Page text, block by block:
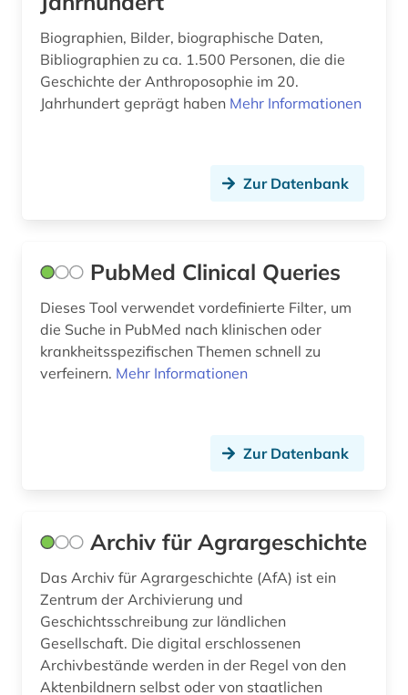
findbuch (1)
finnland (5)
flüchtlingspolitik (1)
forschung (1)
forschungsdaten (3)
fotografie (3)
fragment (1)
franckesche stiftungen (1)
frankfurt (2)
frankreich (6)
frau (7)
Biographien, Bilder, biographische Daten,
Bibliographien zu ca. 1.500 Personen, die die
Geschichte der Anthroposophie im 20.
Jahrhundert geprägt haben Mehr Informationen
Zur Datenbank
PubMed Clinical Queries
Dieses Tool verwendet vordefinierte Filter, um
die Suche in PubMed nach klinischen oder
krankheitsspezifischen Themen schnell zu
verfeinern. Mehr Informationen
Zur Datenbank
Archiv für Agrargeschichte
Das Archiv für Agrargeschichte (AfA) ist ein
Zentrum der Archivierung und
Geschichtsschreibung zur ländlichen
Gesellschaft. Die digital erschlossenen
Archivbestände werden in der Regel von den
Aktenbildnern selbst oder von staatlichen